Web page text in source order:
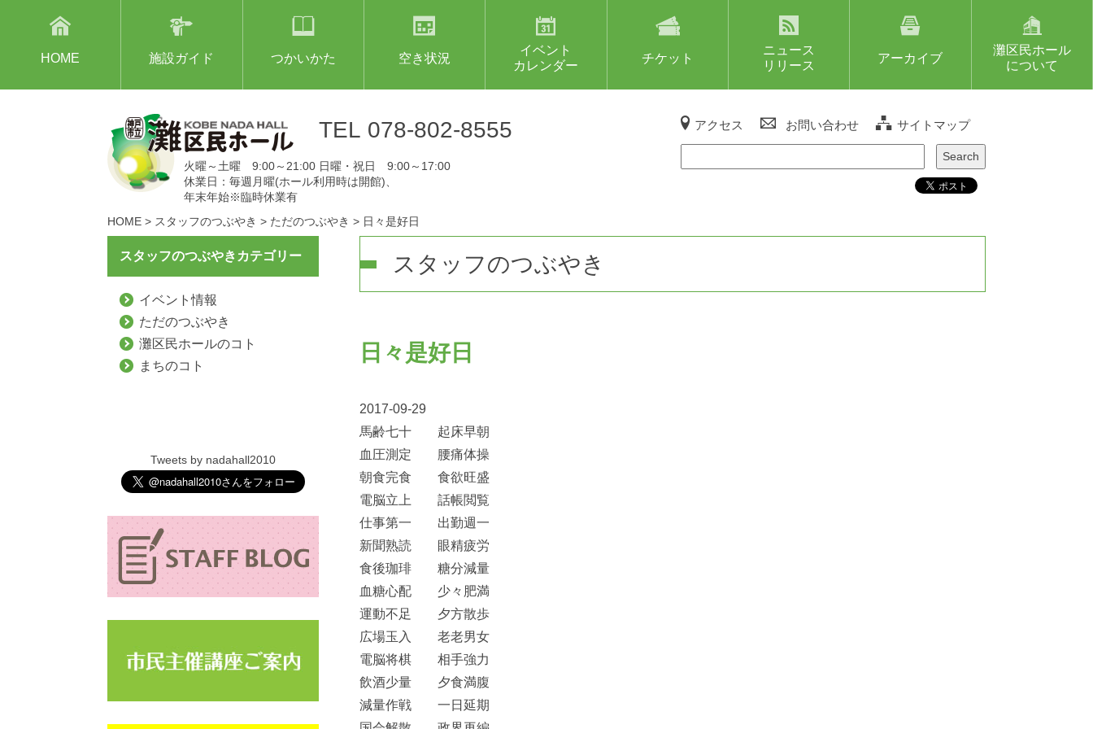
HOME 施設ガイド つかいかた 空き状況
イベント
カレンダー
チケット
ニュース
リリース
アーカイブ
灘区民ホール
について
TEL 078-802-8555
火曜～土曜 9:00～21:00 日曜・祝日 9:00～17:00
休業日：毎週月曜(ホール利用時は開館)、
年末年始※臨時休業有
アクセス お問い合わせ サイトマップ
HOME > スタッフのつぶやき > ただのつぶやき > 日々是好日
スタッフのつぶやき
日々是好日
2017-09-29
馬齢七十 起床早朝
血圧測定 腰痛体操
朝食完食 食欲旺盛
電脳立上 話帳閲覧
仕事第一 出勤週一
新聞熟読 眼精疲労
食後珈琲 糖分減量
血糖心配 少々肥満
運動不足 夕方散歩
広場玉入 老老男女
電脳将棋 相手強力
飲酒少量 夕食満腹
減量作戦 一日延期
スタッフのつぶやきカテゴリー
イベント情報
ただのつぶやき
灘区民ホールのコト
まちのコト
Tweets by nadahall2010